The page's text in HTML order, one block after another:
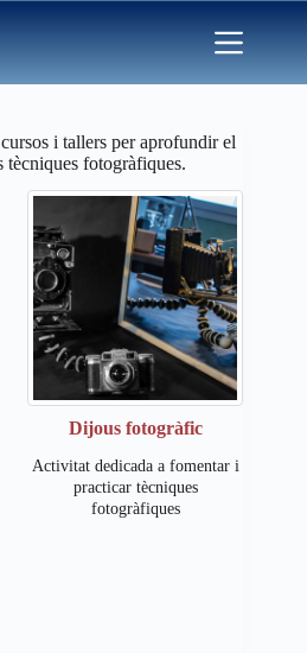
i tallers per aprofundir el
tècniques fotogràfiques.
Dijous fotogràfic
Activitat dedicada a fomentar i
practicar tècniques
fotogràfiques